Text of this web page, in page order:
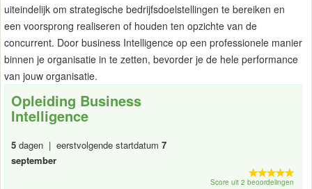
uiteindelijk om strategische bedrijfsdoelstellingen te bereiken en
een voorsprong realiseren of houden ten opzichte van de
concurrent. Door business Intelligence op een professionele manier
binnen je organisatie in te zetten, bevorder je de hele performance
van jouw organisatie.
Opleiding Business
Intelligence
5 dagen | eerstvolgende startdatum 7
september
Score uit 2 beoordelingen